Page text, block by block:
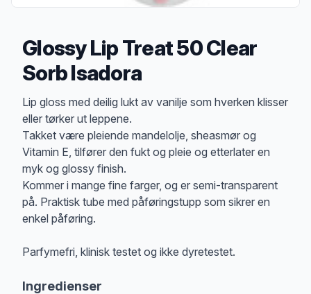
Glossy Lip Treat 50 Clear
Sorb Isadora
Produktbeskrivelse
Lip gloss med deilig lukt av vanilje som hverken klisser
eller tørker ut leppene.
Takket være pleiende mandelolje, sheasmør og
Vitamin E, tilfører den fukt og pleie og etterlater en
myk og glossy finish.
Kommer i mange fine farger, og er semi-transparent
på. Praktisk tube med påføringstupp som sikrer en
enkel påføring.
Parfymefri, klinisk testet og ikke dyretestet.
Ingredienser